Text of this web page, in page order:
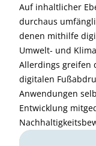
Auf inhaltlicher
durchaus
denen mithilfe
Umwelt- und
Allerdings greifen
digitalen
Anwendungen
Entwicklung